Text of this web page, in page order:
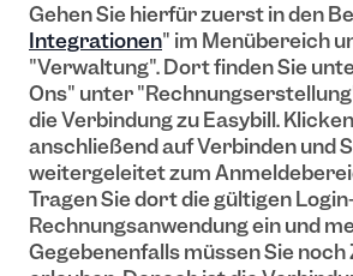
Gehen Sie hierfür zuerst in den
Integrationen" im Menübereich
"Verwaltung". Dort finden Sie
Ons" unter
die Verbindung zu Easybill.
anschließend auf Verbinden und
weitergeleitet zum
Tragen Sie dort die gültigen
Rechnungsanwendung ein und
Gegebenenfalls müssen Sie